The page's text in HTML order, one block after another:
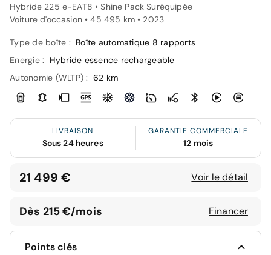
Hybride 225 e-EAT8 • Shine Pack Suréquipée
Voiture d'occasion • 45 495 km • 2023
Type de boîte : Boîte automatique 8 rapports
Energie :
Hybride essence rechargeable
Autonomie (WLTP) : 62 km
LIVRAISON
Sous 24 heures
GARANTIE COMMERCIALE
12 mois
21 499 € Voir le détail
Dès 215 €/mois Financer
Points clés